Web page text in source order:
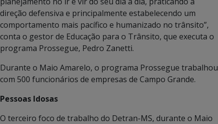
direção defensiva e principalmente estabelecendo um
comportamento mais pacífico e humanizado no trânsito”,
conta o gestor de Educação para o Trânsito, que executa o
programa Prossegue, Pedro Zanetti.
Durante o Maio Amarelo, o programa Prossegue trabalhou
com 500 funcionários de empresas de Campo Grande.
Pessoas Idosas
O terceiro foco de trabalho do Detran-MS, durante o Maio